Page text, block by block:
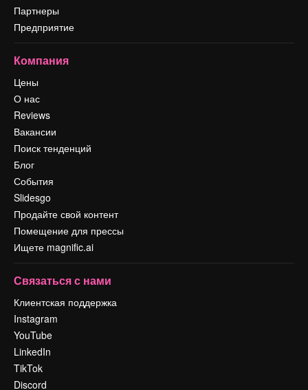
Партнеры
Предприятие
Компания
Цены
О нас
Reviews
Вакансии
Поиск тенденций
Блог
События
Slidesgo
Продайте свой контент
Помещение для прессы
Ищете magnific.ai
Связаться с нами
Клиентская поддержка
Instagram
YouTube
LinkedIn
TikTok
Discord